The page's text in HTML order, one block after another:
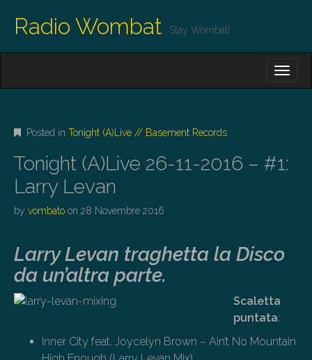
Radio Wombat Stay Wombat!
M
E
N
U
C
T
E
N
T
Posted in Tonight (A)Live // Basement Records
Tonight (A)Live 26-11-2016 – #1:
Larry Levan
by vombato on 28 Novembre 2016
Larry Levan traghetta la Disco
da un’altra parte.
Scaletta
puntata:
Inner City feat. Joycelyn Brown – Ain’t No Mountain